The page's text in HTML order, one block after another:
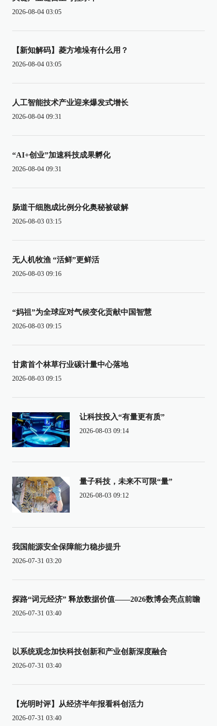
2026-08-04 03:05
【新知解码】菱方堆垛有什么用？
2026-08-04 03:05
人工智能技术产业迎来爆发式增长
2026-08-04 09:31
“AI+创业”加速科技成果孵化
2026-08-04 09:31
肠道干细胞成比例分化奥秘被破解
2026-08-03 03:15
无人机牧渔 “活鲜”更鲜活
2026-08-03 09:16
“妈祖”为全球应对气候变化贡献中国智慧
2026-08-03 09:15
甘肃首个林草行业碳计量中心落地
2026-08-03 09:15
让科技投入“有量更有质”
2026-08-03 09:14
量子科技，未来不可限“量”
2026-08-03 09:12
我国能源安全保障能力稳步提升
2026-07-31 03:20
探路“词元经济” 释放数据价值——2026数博会亮点前瞻
2026-07-31 03:40
以系统观念加快科技创新和产业创新深度融合
2026-07-31 03:40
【光明时评】从经济半年报看科创活力
2026-07-31 03:40